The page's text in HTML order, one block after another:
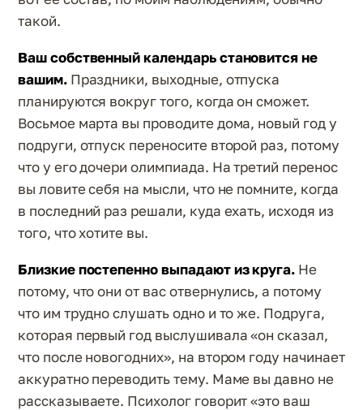
такой.
Ваш собственный календарь становится не
вашим.Праздники, выходные, отпуска
планируются вокруг того, когда он сможет.
Восьмое марта вы проводите дома, новый год у
подруги, отпуск переносите второй раз, потому
что у его дочери олимпиада. На третий перенос
вы ловите себя на мысли, что не помните, когда
в последний раз решали, куда ехать, исходя из
того, что хотите вы.
Близкие постепенно выпадают из круга. Не
потому, что они от вас отвернулись, а потому
что им трудно слушать одно и то же. Подруга,
которая первый год выслушивала «он сказал,
что после новогодних», на втором году начинает
аккуратно переводить тему. Маме вы давно не
рассказываете. Психолог говорит «это ваш